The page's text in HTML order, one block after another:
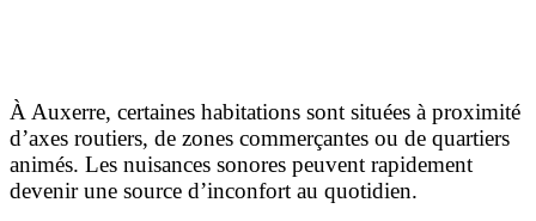
À Auxerre, certaines habitations sont situées à proximité
d’axes routiers, de zones commerçantes ou de quartiers
animés. Les nuisances sonores peuvent rapidement
devenir une source d’inconfort au quotidien.